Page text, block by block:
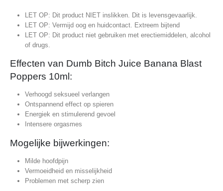
LET OP: Dit product NIET inslikken. Dit is levensgevaarlijk.
LET OP: Vermijd oog en huidcontact. Extreem bijtend
LET OP: Dit product niet gebruiken met erectiemiddelen, alcohol
of drugs.
Effecten van Dumb Bitch Juice Banana Blast
Poppers 10ml:
Verhoogd seksueel verlangen
Ontspannend effect op spieren
Energiek en stimulerend gevoel
Intensere orgasmes
Mogelijke bijwerkingen:
Milde hoofdpijn
Vermoeidheid en misselijkheid
Problemen met scherp zien